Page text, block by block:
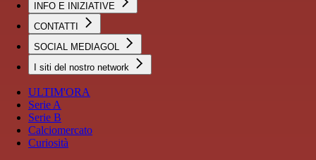
INFO E INIZIATIVE
CONTATTI
SOCIAL MEDIAGOL
I siti del nostro network
ULTIM'ORA
Serie A
Serie B
Calciomercato
Curiosità